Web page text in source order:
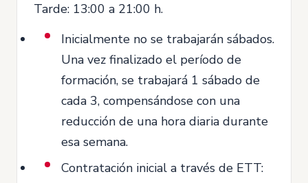
Tarde: 13:00 a 21:00 h.
Inicialmente no se trabajarán sábados.
Una vez finalizado el período de
formación, se trabajará 1 sábado de
cada 3, compensándose con una
reducción de una hora diaria durante
esa semana.
Contratación inicial a través de ETT: